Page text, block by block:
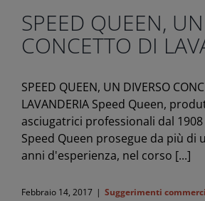
SPEED QUEEN,
CONCETTO DI
SPEED QUEEN, UN DIVERSO
LAVANDERIA Speed Queen,
asciugatrici professionali dal
Speed Queen prosegue da più di
anni d'esperienza, nel corso [...]
Febbraio 14, 2017 | Suggerimenti